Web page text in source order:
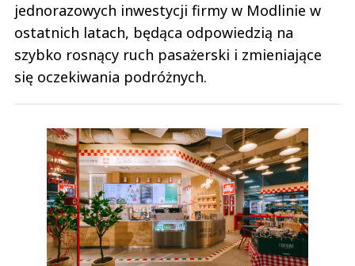
jednorazowych inwestycji firmy w Modlinie w
ostatnich latach, będąca odpowiedzią na
szybko rosnący ruch pasażerski i zmieniające
się oczekiwania podróżnych.